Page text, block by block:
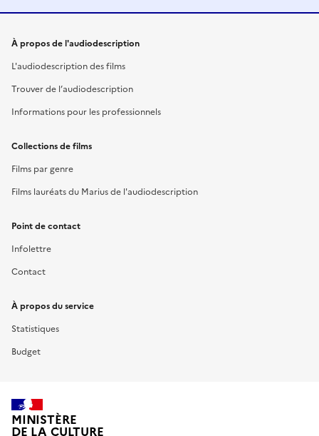
Liens utiles
À propos de l'audiodescription
L'audiodescription des films
Trouver de l’audiodescription
Informations pour les professionnels
Collections de films
Films par genre
Films lauréats du Marius de l'audiodescription
Point de contact
Infolettre
Contact
À propos du service
Statistiques
Budget
MINISTÈRE
DE LA CULTURE